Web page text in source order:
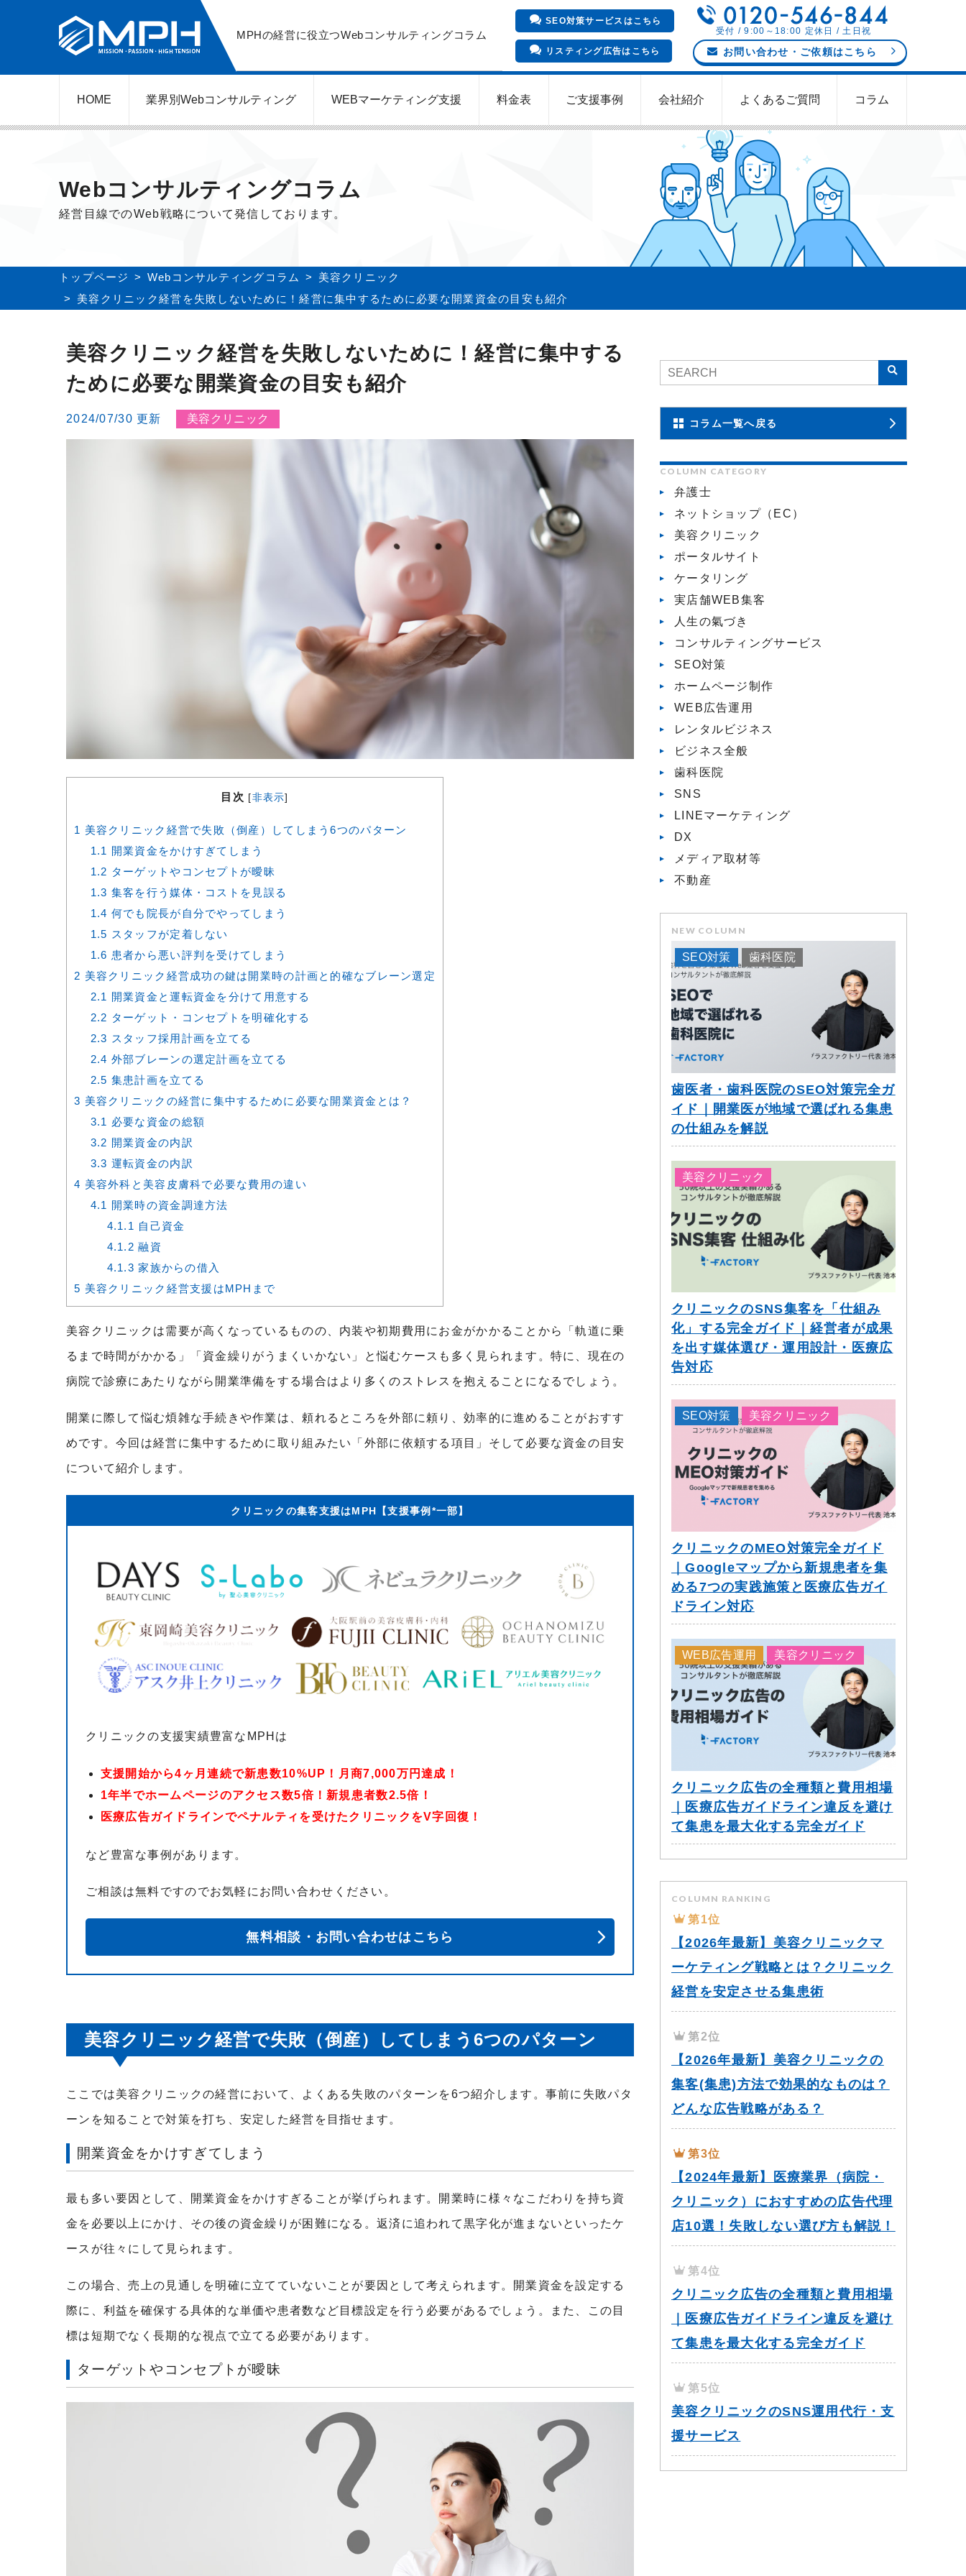
MPHの経営に役立つWebコンサルティングコラム
SEO対策サービスはこちら
リスティング広告はこちら
受付 / 9:00～18:00 定休日 / 土日祝
お問い合わせ ・ご依頼はこちら
HOME 業界別Webコンサルティング WEBマーケティング支援 料金表 ご支援事例 会社紹介 よくあるご質問 コラム
Webコンサルティングコラム
経営目線でのWeb戦略について発信しております。
トップページ Webコンサルティングコラム
美容クリニック
美容クリニック経営を失敗しないために！経営に集中するために必要な開業資金の目安も紹介
美容クリニック経営を失敗しないために！経営に集中する
ために必要な開業資金の目安も紹介
2024/07/30 更新 美容クリニック
目次 [非表示]
1 美容クリニック経営で失敗（倒産）してしまう6つのパターン
1.1 開業資金をかけすぎてしまう
1.2 ターゲットやコンセプトが曖昧
1.3 集客を行う媒体・コストを見誤る
1.4 何でも院長が自分でやってしまう
1.5 スタッフが定着しない
1.6 患者から悪い評判を受けてしまう
2 美容クリニック経営成功の鍵は開業時の計画と的確なブレーン選定
2.1 開業資金と運転資金を分けて用意する
2.2 ターゲット・コンセプトを明確化する
2.3 スタッフ採用計画を立てる
2.4 外部ブレーンの選定計画を立てる
2.5 集患計画を立てる
3 美容クリニックの経営に集中するために必要な開業資金とは？
3.1 必要な資金の総額
3.2 開業資金の内訳
3.3 運転資金の内訳
4 美容外科と美容皮膚科で必要な費用の違い
4.1 開業時の資金調達方法
4.1.1 自己資金
4.1.2 融資
4.1.3 家族からの借入
5 美容クリニック経営支援はMPHまで
美容クリニックは需要が高くなっているものの、内装や初期費用にお金がかかることから「軌道に乗
るまで時間がかかる」「資金繰りがうまくいかない」と悩むケースも多く見られます。特に、現在の
病院で診療にあたりながら開業準備をする場合はより多くのストレスを抱えることになるでしょう。
開業に際して悩む煩雑な手続きや作業は、頼れるところを外部に頼り、効率的に進めることがおすす
めです。今回は経営に集中するために取り組みたい「外部に依頼する項目」そして必要な資金の目安
について紹介します。
クリニックの集客支援はMPH【支援事例*一部】
クリニックの支援実績豊富なMPHは
支援開始から4ヶ月連続で新患数10%UP！月商7,000万円達成！
1年半でホームページのアクセス数5倍！新規患者数2.5倍！
医療広告ガイドラインでペナルティを受けたクリニックをV字回復！
など豊富な事例があります。
ご相談は無料ですのでお気軽にお問い合わせください。
無料相談・お問い合わせはこちら
美容クリニック経営で失敗（倒産）してしまう6つのパターン
ここでは美容クリニックの経営において、よくある失敗のパターンを6つ紹介します。事前に失敗パタ
ーンを知ることで対策を打ち、安定した経営を目指せます。
開業資金をかけすぎてしまう
最も多い要因として、開業資金をかけすぎることが挙げられます。開業時に様々なこだわりを持ち資
金を必要以上にかけ、その後の資金繰りが困難になる。返済に追われて黒字化が進まないといったケ
ースが往々にして見られます。
この場合、売上の見通しを明確に立てていないことが要因として考えられます。開業資金を設定する
際に、利益を確保する具体的な単価や患者数など目標設定を行う必要があるでしょう。また、この目
標は短期でなく長期的な視点で立てる必要があります。
ターゲットやコンセプトが曖昧
コラム一覧へ戻る
COLUMN CATEGORY
弁護士
ネットショップ（EC）
美容クリニック
ポータルサイト
ケータリング
実店舗WEB集客
人生の氣づき
コンサルティングサービス
SEO対策
ホームページ制作
WEB広告運用
レンタルビジネス
ビジネス全般
歯科医院
SNS
LINEマーケティング
DX
メディア取材等
不動産
NEW COLUMN
SEO対策 歯科医院
歯医者・歯科医院のSEO対策完全ガ
イド｜開業医が地域で選ばれる集患
の仕組みを解説
美容クリニック
クリニックのSNS集客を「仕組み
化」する完全ガイド｜経営者が成果
を出す媒体選び・運用設計・医療広
告対応
SEO対策 美容クリニック
クリニックのMEO対策完全ガイド
｜Googleマップから新規患者を集
める7つの実践施策と医療広告ガイ
ドライン対応
WEB広告運用 美容クリニック
クリニック広告の全種類と費用相場
｜医療広告ガイドライン違反を避け
て集患を最大化する完全ガイド
COLUMN RANKING
第1位
【2026年最新】美容クリニックマ
ーケティング戦略とは？クリニック
経営を安定させる集患術
第2位
【2026年最新】美容クリニックの
集客(集患)方法で効果的なものは？
どんな広告戦略がある？
第3位
【2024年最新】医療業界（病院・
クリニック）におすすめの広告代理
店10選！失敗しない選び方も解説！
第4位
クリニック広告の全種類と費用相場
｜医療広告ガイドライン違反を避け
て集患を最大化する完全ガイド
第5位
美容クリニックのSNS運用代行・支
援サービス